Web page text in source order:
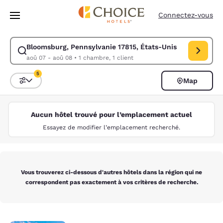
Passer à Contenu Principal
Connectez-vous
Bloomsburg, Pennsylvanie 17815, États-Unis
aoû 07 - aoû 08• 1 chambre, 1 client
Modifiez la recherche pour Bloomsburg, Pennsylvanie 17815, États-
Trier et filtrer
5
Map
Aucun hôtel trouvé pour l’emplacement actuel
Essayez de modifier l’emplacement recherché.
Vous trouverez ci-dessous d'autres hôtels dans la région qui ne
correspondent pas exactement à vos critères de recherche.